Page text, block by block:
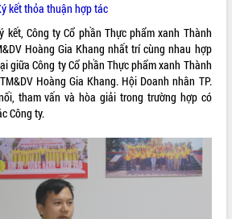
kết thỏa thuận hợp tác
kết, Công ty Cổ phần Thực phẩm xanh Thành
Hoàng Gia Khang nhất trí cùng nhau hợp
giữa Công ty Cổ phần Thực phẩm xanh Thành
Hoàng Gia Khang. Hội Doanh nhân TP.
tham vấn và hòa giải trong trường hợp có
Công ty.